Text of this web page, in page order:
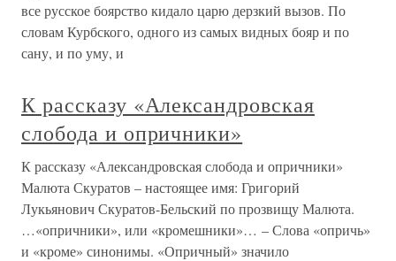
все русское боярство кидало царю дерзкий вызов. По
словам Курбского, одного из самых видных бояр и по
сану, и по уму, и
К рассказу «Александровская
слобода и опричники»
К рассказу «Александровская слобода и опричники»
Малюта Скуратов – настоящее имя: Григорий
Лукьянович Скуратов-Бельский по прозвищу Малюта.
…«опричники», или «кромешники»… – Слова «опричь»
и «кроме» синонимы. «Опричный» значило